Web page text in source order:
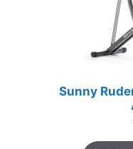
Sunny